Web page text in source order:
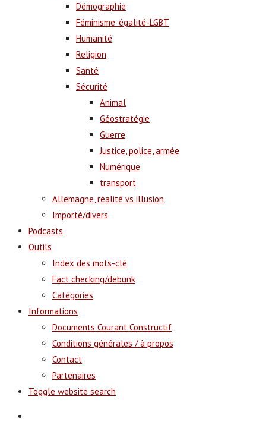
Démographie
Féminisme-égalité-LGBT
Humanité
Religion
Santé
Sécurité
Animal
Géostratégie
Guerre
Justice, police, armée
Numérique
transport
Allemagne, réalité vs illusion
Importé/divers
Podcasts
Outils
Index des mots-clé
Fact checking/debunk
Catégories
Informations
Documents Courant Constructif
Conditions générales / à propos
Contact
Partenaires
Toggle website search